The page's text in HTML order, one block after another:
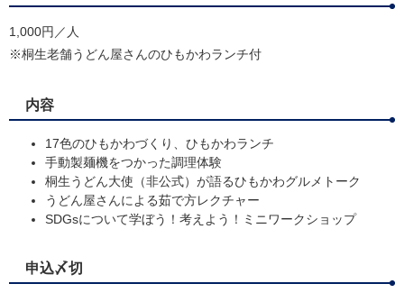
1,000円／人
※桐生老舗うどん屋さんのひもかわランチ付
内容
17色のひもかわづくり、ひもかわランチ
手動製麺機をつかった調理体験
桐生うどん大使（非公式）が語るひもかわグルメトーク
うどん屋さんによる茹で方レクチャー
SDGsについて学ぼう！考えよう！ミニワークショップ
申込〆切